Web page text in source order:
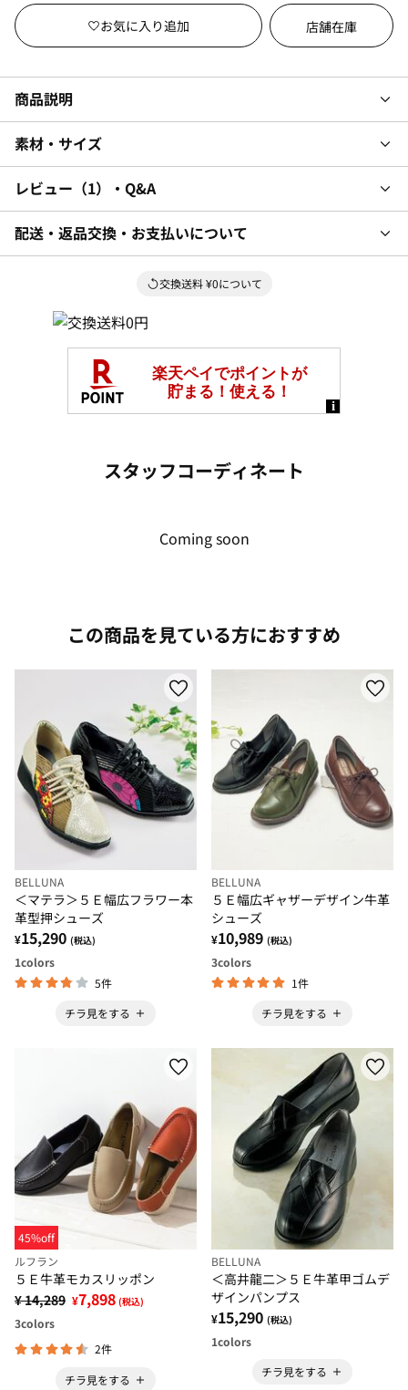
店舗在庫
商品説明
素材・サイズ
レビュー 1 ・Q&A
配送・返品交換・お支払いについて
交換送料 ¥0について
スタッフコーディネート
Coming soon
この商品を見ている方におすすめ
BELLUNA
＜マテラ＞５Ｅ幅広フラワー本
革型押シューズ
¥15,290 (税込)
1colors
5件
チラ見をする
BELLUNA
５Ｅ幅広ギャザーデザイン牛革
シューズ
¥10,989 (税込)
3colors
1件
チラ見をする
45%off
ルフラン
５Ｅ牛革モカスリッポン
¥ 14,289 ¥7,898 (税込)
3colors
2件
チラ見をする
BELLUNA
＜高井龍二＞５Ｅ牛革甲ゴムデ
ザインパンプス
¥15,290 (税込)
1colors
チラ見をする